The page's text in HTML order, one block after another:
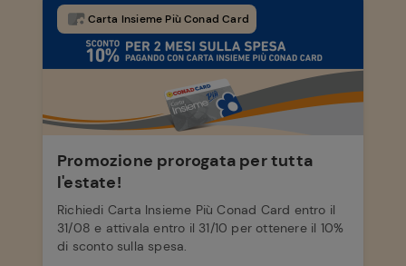
Carta Insieme Più Conad Card
Promozione prorogata per tutta
l'estate!
Richiedi Carta Insieme Più Conad Card entro il
31/08 e attivala entro il 31/10 per ottenere il 10%
di sconto sulla spesa.